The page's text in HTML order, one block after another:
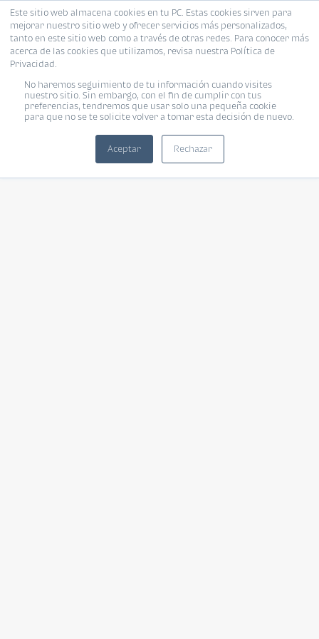
Este sitio web almacena cookies en tu PC. Estas cookies sirven para
mejorar nuestro sitio web y ofrecer servicios más personalizados,
tanto en este sitio web como a través de otras redes. Para conocer más
acerca de las cookies que utilizamos, revisa nuestra Política de
Privacidad.
No haremos seguimiento de tu información cuando visites
nuestro sitio. Sin embargo, con el fin de cumplir con tus
preferencias, tendremos que usar solo una pequeña cookie
para que no se te solicite volver a tomar esta decisión de nuevo.
Aceptar Rechazar